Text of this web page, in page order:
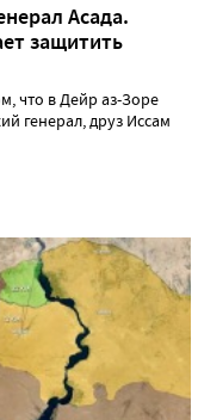
Асада.
защитить
что в Дейр аз-Зоре
генерал, друз Иссам